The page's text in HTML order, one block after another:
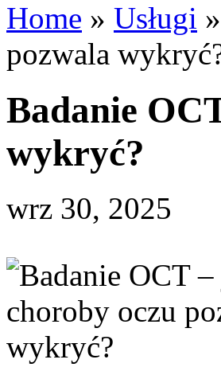
Home » Usługi »
pozwala
Badanie
wykryć?
wrz 30, 2025